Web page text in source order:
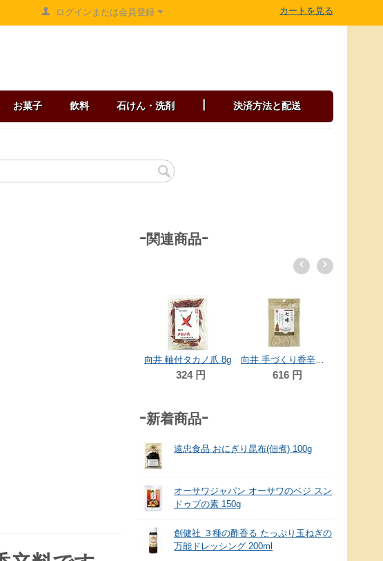
ログインまたは会員登録 カートを見る
お菓子 飲料 石けん・洗剤 決済方法と配送
-関連商品-
向井 軸付タカノ爪 8g
324 円
向井 手づくり香辛料〈七味〉 15g
616 円
-新着商品-
遠忠食品 おにぎり昆布(佃煮) 100g
オーサワジャパン オーサワのベジ スン
ドゥブの素 150g
創健社 ３種の酢香る たっぷり玉ねぎの
万能ドレッシング 200ml